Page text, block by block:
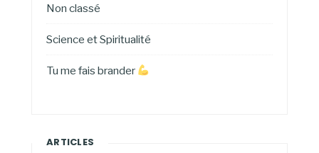
Non classé
Science et Spiritualité
Tu me fais brander
ARTICLES